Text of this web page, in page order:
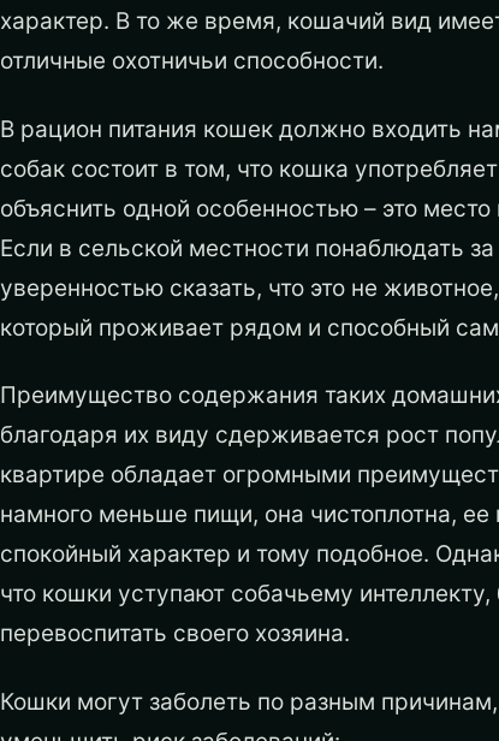
характер. В то же время, кошачий вид
отличные охотничьи способности.
В рацион питания кошек должно входить
собак состоит в том, что кошка
объяснить одной особенностью – это
Если в сельской местности понаблюдать
уверенностью сказать, что это не
который проживает рядом и способный
Преимущество содержания таких
благодаря их виду сдерживается рост
квартире обладает огромными
намного меньше пищи, она чистоплотна,
спокойный характер и тому подобное.
что кошки уступают собачьему
перевоспитать своего хозяина.
Кошки могут заболеть по разным